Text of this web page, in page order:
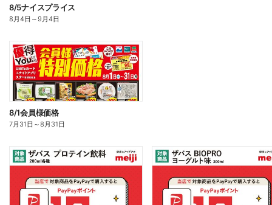
8/5ナイスプライス
8月4日 ～9月4日
8/1会員様価格
7月31日 ～8月31日